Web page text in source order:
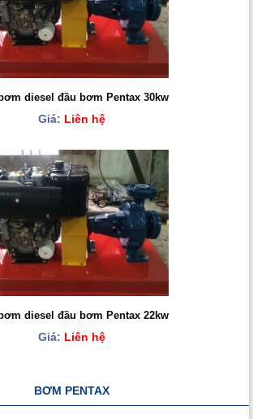
diesel đầu bơm Pentax 30kw
Giá: Liên hệ
diesel đầu bơm Pentax 22kw
Giá: Liên hệ
BƠM PENTAX